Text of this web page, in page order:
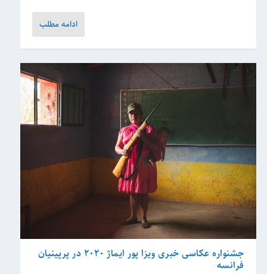
ادامه مطلب
جشنواره عکاسی خبری ویزا پور ایماژ 2020 در پرپینیان
فرانسه